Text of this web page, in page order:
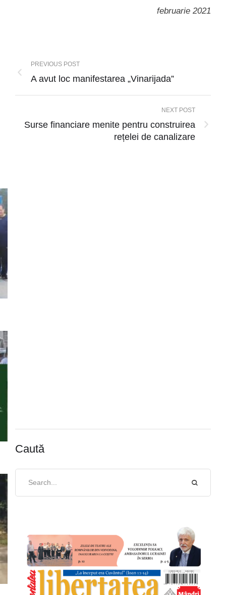
februarie 2021
PREVIOUS POST
A avut loc manifestarea „Vinarijada”
NEXT POST
Surse financiare menite pentru construirea
rețelei de canalizare
Caută